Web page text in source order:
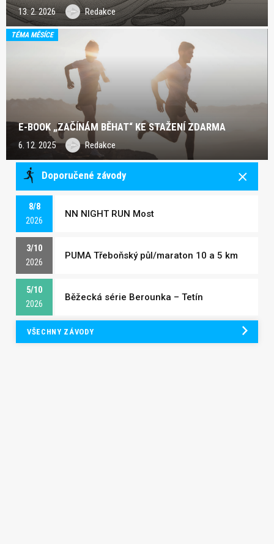
13. 2. 2026 Redakce
TÉMA MĚSÍCE
E-BOOK „ZAČÍNÁM BĚHAT“ KE STAŽENÍ ZDARMA
6. 12. 2025 Redakce
Doporučené závody
8/8
2026
NN NIGHT RUN Most
3/10
2026
PUMA Třeboňský půl/maraton 10 a 5 km
5/10
2026
Běžecká série Berounka – Tetín
VŠECHNY ZÁVODY